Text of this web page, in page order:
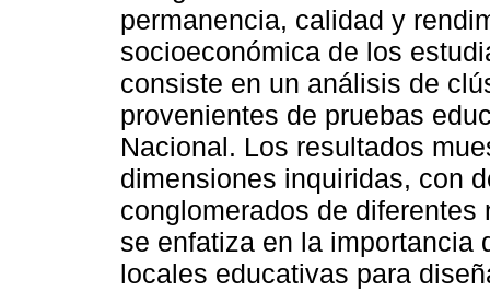
permanencia, calidad y
socioeconómica de los
consiste en un análisis de
provenientes de pruebas
Nacional. Los resultados
dimensiones inquiridas, con
conglomerados de
se enfatiza en la importancia
locales educativas para